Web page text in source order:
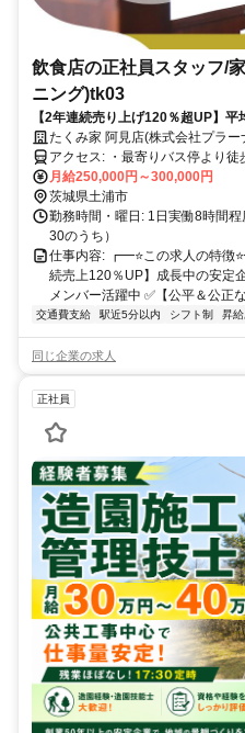
飲食店の正社員スタッフ/
ニング)tk03
【2年連続売り上げ120％超UP】
業界の方も多数活躍中
たくみ家 阿見店(株式会社プラー
アクセス: ・最寄りバス停
月給250,000円～300,000円
茨城県土浦市
勤務時間・曜日: 1日実働8時間
30のうち）
仕事内容: ┏━⭐️この求人の
続売上120％UP】成長中の安定
メンバー活躍中 ✅️【公平＆公正
交通費支給 駅近5分以内 シフト制 昇給
同じ企業の求人
正社員